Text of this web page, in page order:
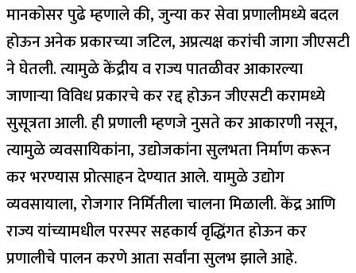
मानकोसर पुढे म्हणाले की, जुन्या कर सेवा प्रणालीमध्ये बदल
होऊन अनेक प्रकारच्या जटिल, अप्रत्यक्ष करांची जागा जीएसटी
ने घेतली. त्यामुळे केंद्रीय व राज्य पातळीवर आकारल्या
जाणाऱ्या विविध प्रकारचे कर रद्द होऊन जीएसटी करामध्ये
सुसूत्रता आली. ही प्रणाली म्हणजे नुसते कर आकारणी नसून,
त्यामुळे व्यवसायिकांना, उद्योजकांना सुलभता निर्माण करून
कर भरण्यास प्रोत्साहन देण्यात आले. यामुळे उद्योग
व्यवसायाला, रोजगार निर्मितीला चालना मिळाली. केंद्र आणि
राज्य यांच्यामधील परस्पर सहकार्य वृद्धिंगत होऊन कर
प्रणालीचे पालन करणे आता सर्वांना सुलभ झाले आहे.